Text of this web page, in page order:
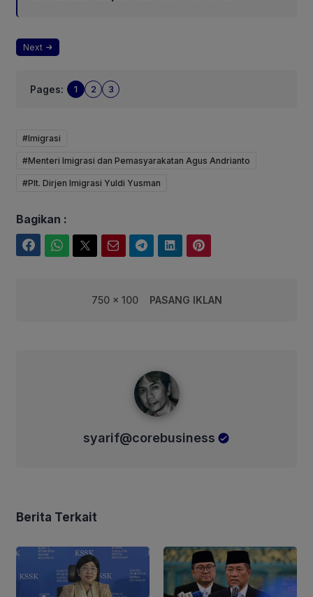
Next
Pages: 1 2 3
#Imigrasi
#Menteri Imigrasi dan Pemasyarakatan Agus Andrianto
#Plt. Dirjen Imigrasi Yuldi Yusman
Bagikan :
750 x 100 PASANG IKLAN
syarif@corebusiness
Berita Terkait